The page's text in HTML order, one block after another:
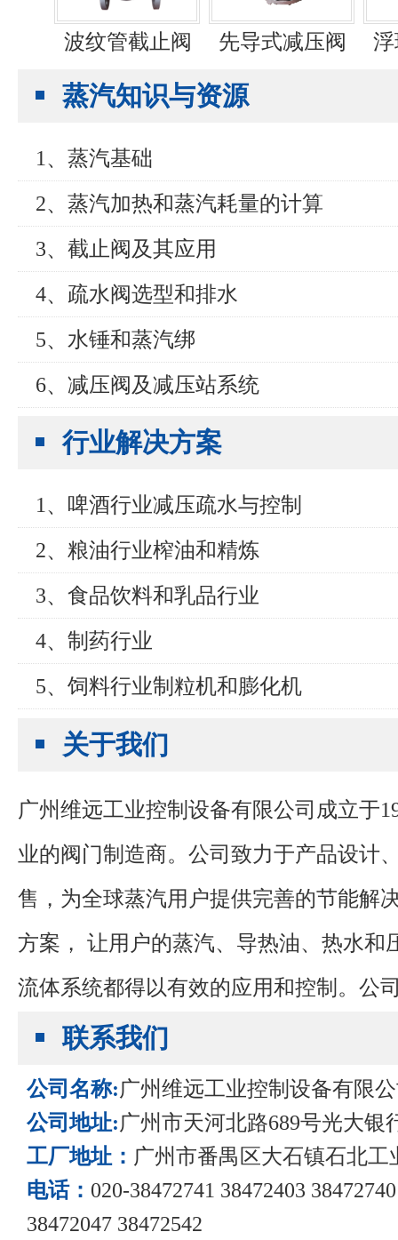
波纹管截止阀 先导式减压阀
蒸汽知识与资源
1、蒸汽基础
2、蒸汽加热和蒸汽耗量的计算
3、截止阀及其应用
4、疏水阀选型和排水
5、水锤和蒸汽绑
6、减压阀及减压站系统
行业解决方案
1、啤酒行业减压疏水与控制
2、粮油行业榨油和精炼
3、食品饮料和乳品行业
4、制药行业
5、饲料行业制粒机和膨化机
关于我们
广州维远工业控制设备有限公司成立于
业的阀门制造商。公司致力于产品设计
售，为全球蒸汽用户提供完善的节能解
方案，
让用户的蒸汽、导热油、热水和
流体系统都得以有效的应用和控制。 公
谨力阀门有限公司位于广州市番禺区大
联系我们
公司名称:广州维远工业控制设备有限
公司地址:广州市天河北路689号光大银
工厂地址： 广州市番禺区大石镇石北工
电话： 020-38472741 38472403
38472047 38472542